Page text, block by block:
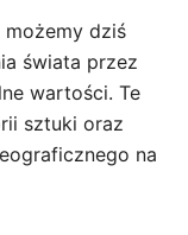
możemy dziś
świata przez
wartości. Te
sztuki oraz
na